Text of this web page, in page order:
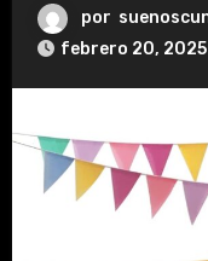
por
febrero 20, 2025